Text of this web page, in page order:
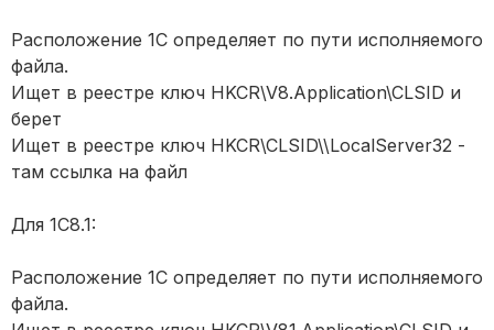
Расположение 1С определяет по пути исполняемого
файла.
Ищет в реестре ключ HKCR\V8.Application\CLSID и
берет
Ищет в реестре ключ HKCR\CLSID\\LocalServer32 -
там ссылка на файл
Для 1С8.1:
Расположение 1С определяет по пути исполняемого
файла.